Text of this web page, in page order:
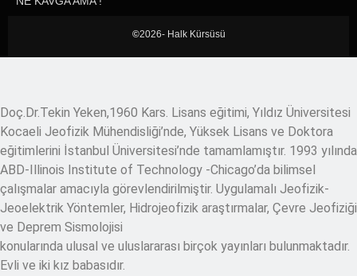
©2026- Halk Kürsüsü
Doç.Dr.Tekin Yeken,1960 Kars. Lisans eğitimi, Yıldız Üniversitesi
Kocaeli Jeofizik Mühendisliği’nde, Yüksek Lisans ve Doktora
eğitimlerini İstanbul Üniversitesi’nde tamamlamıştır. 1993 yılında
ABD-Illinois Institute of Technology -Chicago’da bilimsel
çalışmalar amacıyla görevlendirilmiştir. Uygulamalı Jeofizik-
Jeoelektrik Yöntemler, Hidrojeofizik araştırmalar, Çevre Jeofiziği
ve Deprem Sismolojisi
konularında ulusal ve uluslararası birçok yayınları bulunmaktadır.
Evli ve iki kız babasıdır.